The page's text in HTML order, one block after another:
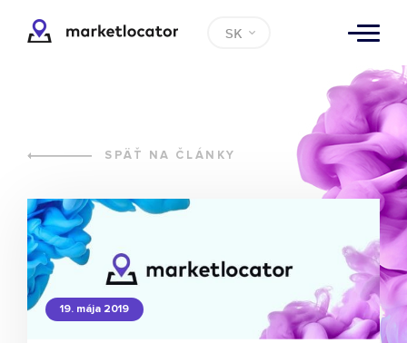
SK
SPÄŤ NA ČLÁNKY
19. mája 2019